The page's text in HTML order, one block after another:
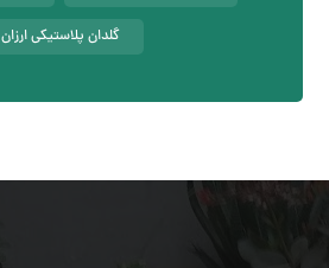
گلدان پلاستیکی ارزان